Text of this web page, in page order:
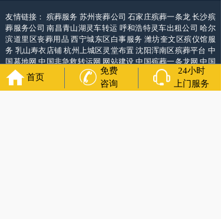
友情链接： 殡葬服务 苏州丧葬公司石家庄殡葬一条龙长沙殡
葬服务公司南昌青山湖灵车转运 呼和浩特灵车出租公司哈尔
滨道里区丧葬用品西宁城东区白事服务潍坊奎文区殡仪馆服
务 乳山寿衣店铺杭州上城区灵堂布置沈阳浑南区殡葬平台 中
国墓地网中国非急救转运网 网站建设中国殡葬一条龙网中国
救护车网葬花店 葬花服务网玉林殡葬服务
首页
免费
咨询
24小时
上门服务